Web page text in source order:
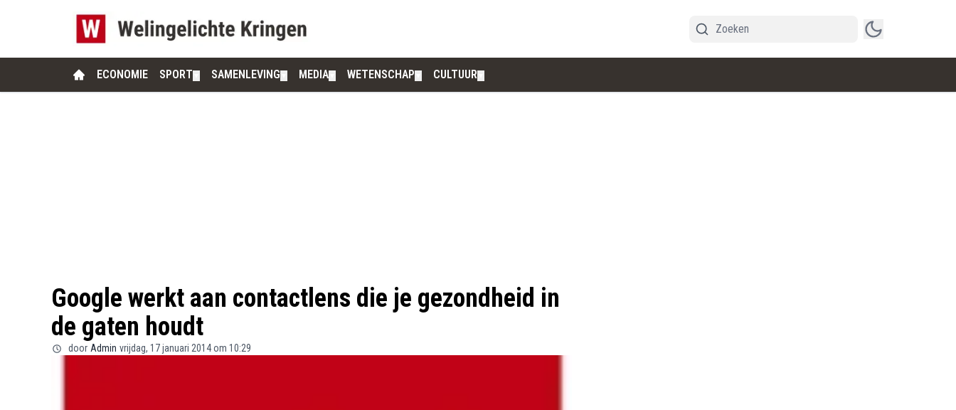
ECONOMIE SPORT SAMENLEVING MEDIA WETENSCHAP CULTUUR
Google werkt aan contactlens die je gezondheid in
de gaten houdt
door Admin vrijdag, 17 januari 2014 om 10:29